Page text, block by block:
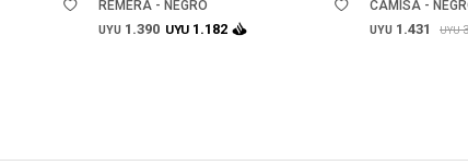
REMERA - NEGRO
UYU 1.390 UYU 1.182
CAMISA -
UYU 1.431 UYU